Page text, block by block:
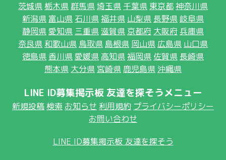
茨城県 栃木県群馬県埼玉県 千葉県 東京都神奈川県
新潟県 富山県 石川県福井県 山梨県 長野県 岐阜県
静岡県愛知県 三重県滋賀県 京都府 大阪府 兵庫県
奈良県 和歌山県 鳥取県 島根県 岡山県 広島県 山口県
徳島県 香川県愛媛県 高知県福岡県 佐賀県 長崎県
熊本県 大分県 宮崎県 鹿児島県 沖縄県
LINE ID募集掲示板 友達を探そうメニュー
新規投稿 検索 お知らせ 利用規約 プライバシーポリシー
お問い合わせ
LINE ID募集掲示板 友達を探そう